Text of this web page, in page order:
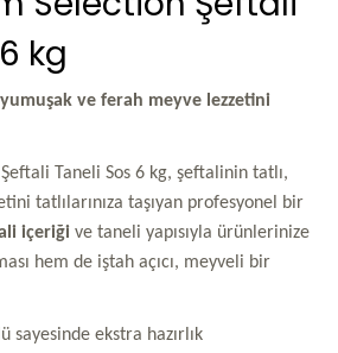
kg
yumuşak ve ferah meyve lezzetini
Taneli Sos 6 kg, şeftalinin tatlı,
tatlılarınıza taşıyan profesyonel bir
içeriği ve taneli yapısıyla ürünlerinize
hem de iştah açıcı, meyveli bir
sayesinde ekstra hazırlık